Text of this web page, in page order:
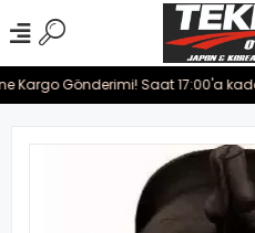
Kargo Gönderimi! Saat 17:00'a